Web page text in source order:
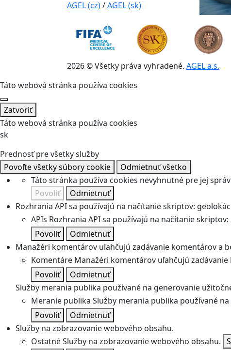
AGEL (cz)/AGEL (sk)
2026 © Všetky práva vyhradené. AGEL a.s.
Táto webová stránka používa cookies
Zatvoriť
Táto webová stránka používa cookies
sk
Prednosť pre všetky služby
Povoľte všetky súbory cookie
Odmietnuť všetko
Táto stránka používa cookies nevyhnutné pre jej
Povoliť
Odmietnuť
Rozhrania API sa používajú na načítanie skriptov:
APIs Rozhrania API sa používajú na načítanie
Povoliť
Odmietnuť
Manažéri komentárov uľahčujú zadávanie komentárov a
Komentáre Manažéri komentárov uľahčujú
Povoliť
Odmietnuť
Služby merania publika používané na generovanie
Meranie publika Služby merania publika používané
Povoliť
Odmietnuť
Služby na zobrazovanie webového obsahu.
OstatnéSlužby na zobrazovanie webového obsahu.